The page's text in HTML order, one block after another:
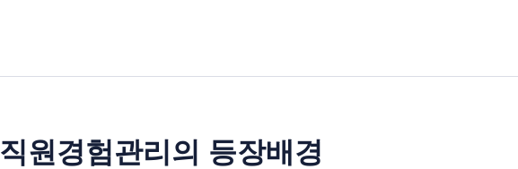
직원경험관리의 등장배경